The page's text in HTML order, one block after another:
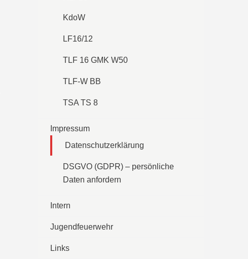
KdoW
LF16/12
TLF 16 GMK W50
TLF-W BB
TSA TS 8
Impressum
Datenschutzerklärung
DSGVO (GDPR) – persönliche
Daten anfordern
Intern
Jugendfeuerwehr
Links